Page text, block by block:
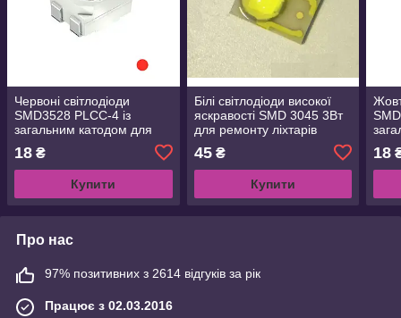
Червоні світлодіоди
SMD3528 PLCC-4 із
загальним катодом для
автомобілів
18 ₴
Купити
Білі світлодіоди високої
яскравості SMD 3045 3Вт
для ремонту ліхтарів
45₴
Купити
18
Про нас
97% позитивних з 2614 відгуків за рік
Працює з 02.03.2016